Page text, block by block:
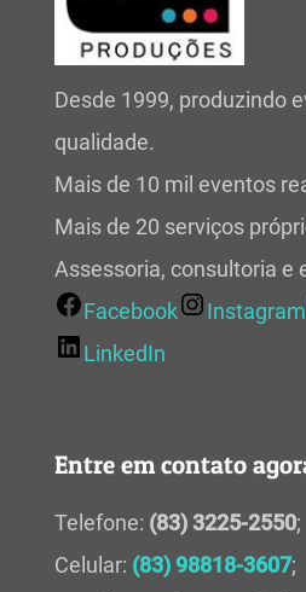
Desde 1999, produzindo
qualidade.
Mais de 10 mil eventos
Mais de 20 serviços
Assessoria, consultoria e
Facebook
Instagram
LinkedIn
Entre em contato
Telefone: (83) 3225-2550;
Celular: (83) 98818-3607;